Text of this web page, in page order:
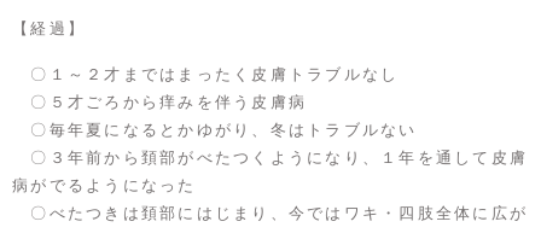
【経過】
〇１～２才まではまったく皮膚トラブルなし
〇５才ごろから痒みを伴う皮膚病
〇毎年夏になるとかゆがり、冬はトラブルない
〇３年前から頚部がべたつくようになり、１年を通して皮膚
病がでるようになった
〇べたつきは頚部にはじまり、今ではワキ・四肢全体に広が